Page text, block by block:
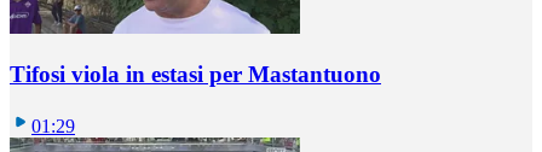
Tifosi viola in estasi per Mastantuono
01:29